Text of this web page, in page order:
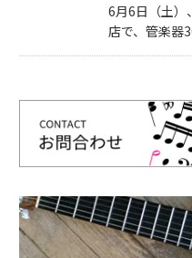
6月6日（土）
店で、管楽器